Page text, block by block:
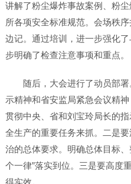
讲解了粉尘爆炸事故案例、粉
所各项安全标准规范。会场秩
边记。通过培训，进一步强化
步明确了检查注意事项和重点。
随后，大会进行了动员部
示精神和省安监局紧急会议精
贯彻中央、省和刘宝玲局长的
全生产的重要任务来抓。二是
治的总体要求。明确总体目标、
个一律”落实到位。三是要高度